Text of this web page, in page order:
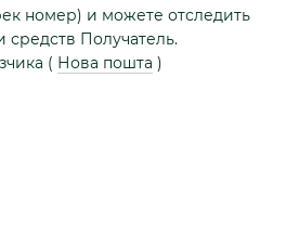
номер) и можете отследить
средств Получатель.
( Нова пошта )